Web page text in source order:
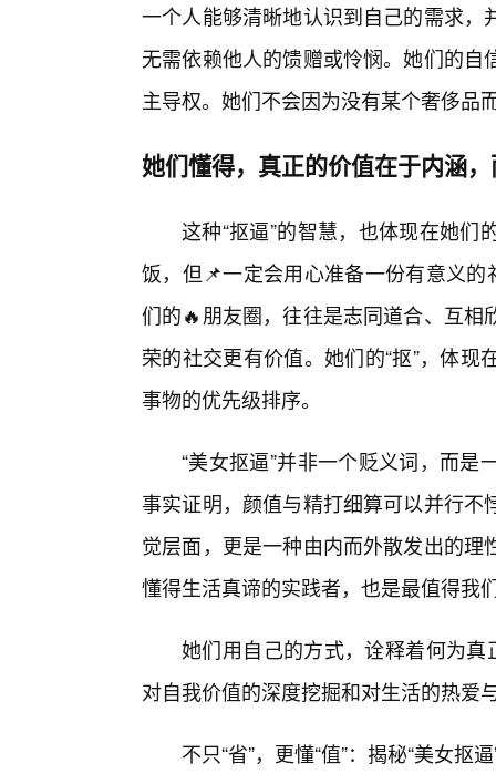
一个人能够清晰地认识到自己的需求
无需依赖他人的馈赠或怜悯。她们的
主导权。她们不会因为没有某个奢侈品
她们懂得，真正的价值在于内涵
这种“抠逼”的智慧，也体现在她
饭，但📌一定会用心准备一份有意义
们的🔥朋友圈，往往是志同道合、互
荣的社交更有价值。她们的“抠”，体
事物的优先级排序。
“美女抠逼”并非一个贬义词，而
事实证明，颜值与精打细算可以并行
觉层面，更是一种由内而外散发出的
懂得生活真谛的实践者，也是最值得我
她们用自己的方式，诠释着何为
对自我价值的深度挖掘和对生活的热爱
不只“省”，更懂“值”：揭秘“美女抠